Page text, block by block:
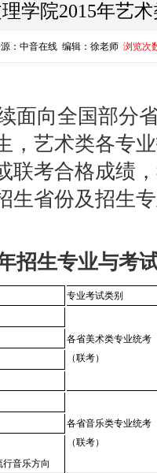
学院2015年艺
：中音在线 编辑：徐老师浏览次
向全国部分
，艺术类各专
联考合格成绩
生省份及招生
招生专业与考
专业考试类别
各省美术类专业统考
（联考）
各省音乐类专业统考
（联考）
音乐方向